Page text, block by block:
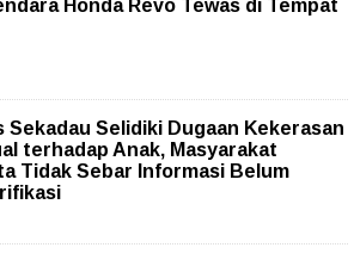
Honda Revo Tewas di Tempat
Sekadau Selidiki Dugaan Kekerasan
terhadap Anak, Masyarakat
Tidak Sebar Informasi Belum